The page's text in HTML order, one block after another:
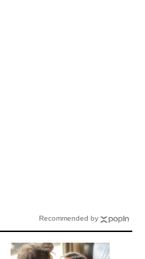
Recommended by